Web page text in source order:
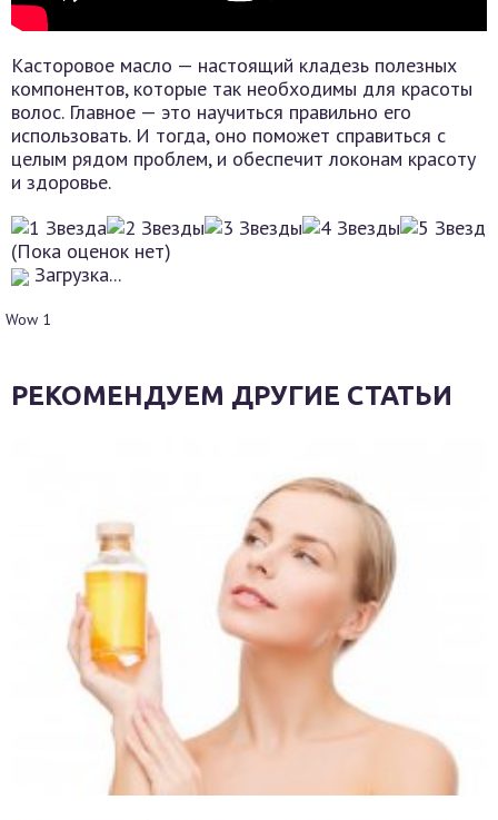
Касторовое масло — настоящий кладезь полезных
компонентов, которые так необходимы для красоты
волос. Главное — это научиться правильно его
использовать. И тогда, оно поможет справиться с
целым рядом проблем, и обеспечит локонам красоту
и здоровье.
(Пока оценок нет)
Загрузка...
Wow 1
РЕКОМЕНДУЕМ ДРУГИЕ СТАТЬИ